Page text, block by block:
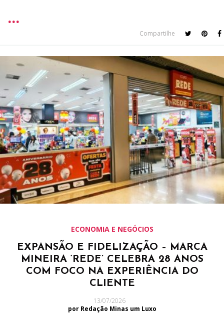
Compartilhe
ECONOMIA E NEGÓCIOS
EXPANSÃO E FIDELIZAÇÃO – MARCA
MINEIRA ‘REDE’ CELEBRA 28 ANOS
COM FOCO NA EXPERIÊNCIA DO
CLIENTE
13/07/2026
por Redação Minas um Luxo